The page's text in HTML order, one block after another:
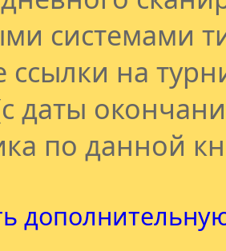
системами
ссылки на
даты
по данной